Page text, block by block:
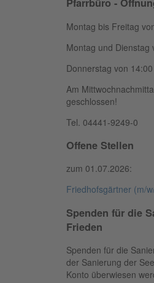
Pfarrbüro -
Montag bis Freitag
Montag und Dienstag
Donnerstag von
Am
geschlossen!
Tel. 04441-9249-0
Offene Stellen
zum 01.07.2026:
Friedhofsgärtner (m/
Spenden für die
Frieden
Spenden für die
der Sanierung der
Konto überwiesen